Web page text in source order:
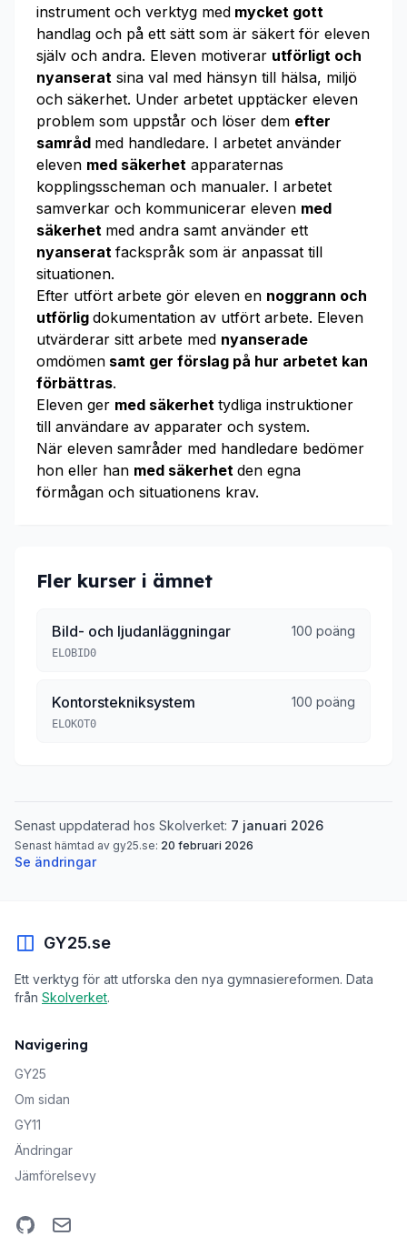
instrument och verktyg med mycket gott
handlag och på ett sätt som är säkert för eleven
själv och andra. Eleven motiverar utförligt och
nyanserat sina val med hänsyn till hälsa, miljö
och säkerhet. Under arbetet upptäcker eleven
problem som uppstår och löser dem efter
samråd med handledare. I arbetet använder
eleven med säkerhet apparaternas
kopplingsscheman och manualer. I arbetet
samverkar och kommunicerar eleven med
säkerhet med andra samt använder ett
nyanserat fackspråk som är anpassat till
situationen.
Efter utfört arbete gör eleven en noggrann och
utförlig dokumentation av utfört arbete. Eleven
utvärderar sitt arbete med nyanserade
omdömen samt ger förslag på hur arbetet kan
förbättras.
Eleven ger med säkerhet tydliga instruktioner
till användare av apparater och system.
När eleven samråder med handledare bedömer
hon eller han med säkerhet den egna
förmågan och situationens krav.
Fler kurser i ämnet
Bild- och ljudanläggningar 100 poäng
ELOBID0
Kontorstekniksystem 100 poäng
ELOKOT0
Senast uppdaterad hos Skolverket: 7 januari 2026
Senast hämtad av gy25.se: 20 februari 2026
Se ändringar
GY25.se
Ett verktyg för att utforska den nya gymnasiereformen. Data
från Skolverket.
Navigering
GY25
Om sidan
GY11
Ändringar
Jämförelsevy
GitHubEmail